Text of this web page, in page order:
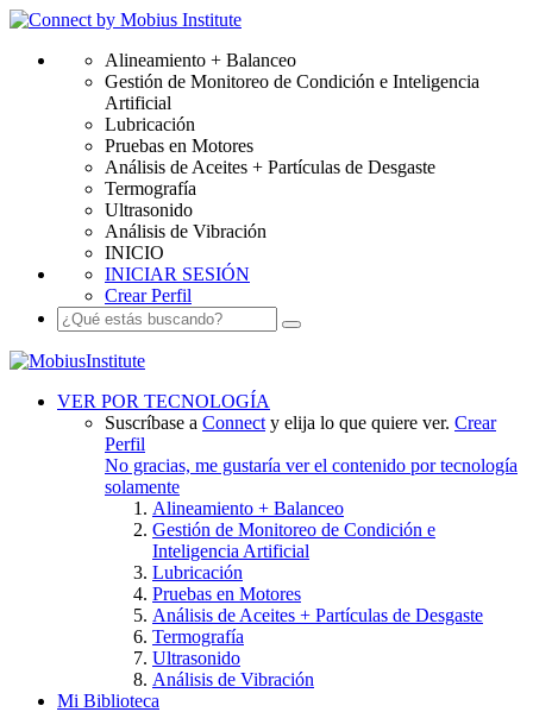
Alineamiento + Balanceo
Gestión de Monitoreo de Condición e Inteligencia
Artificial
Lubricación
Pruebas en Motores
Análisis de Aceites + Partículas de Desgaste
Termografía
Ultrasonido
Análisis de Vibración
INICIO
INICIAR SESIÓN
Crear Perfil
VER POR TECNOLOGÍA
Suscríbase a Connect y elija lo que quiere ver. Crear
Perfil
No gracias, me gustaría ver el contenido por tecnología
solamente
Alineamiento + Balanceo
Gestión de Monitoreo de Condición e
Inteligencia Artificial
Lubricación
Pruebas en Motores
Análisis de Aceites + Partículas de Desgaste
Termografía
Ultrasonido
Análisis de Vibración
Mi Biblioteca